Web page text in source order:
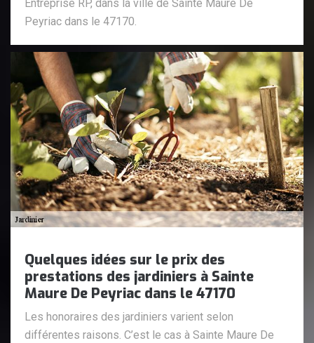
Entreprise RP, dans la ville de Sainte Maure De
Peyriac dans le 47170.
Quelques idées sur le prix des
prestations des jardiniers à Sainte
Maure De Peyriac dans le 47170
Les honoraires des jardiniers varient selon
différentes raisons. C’est le cas à Sainte Maure De